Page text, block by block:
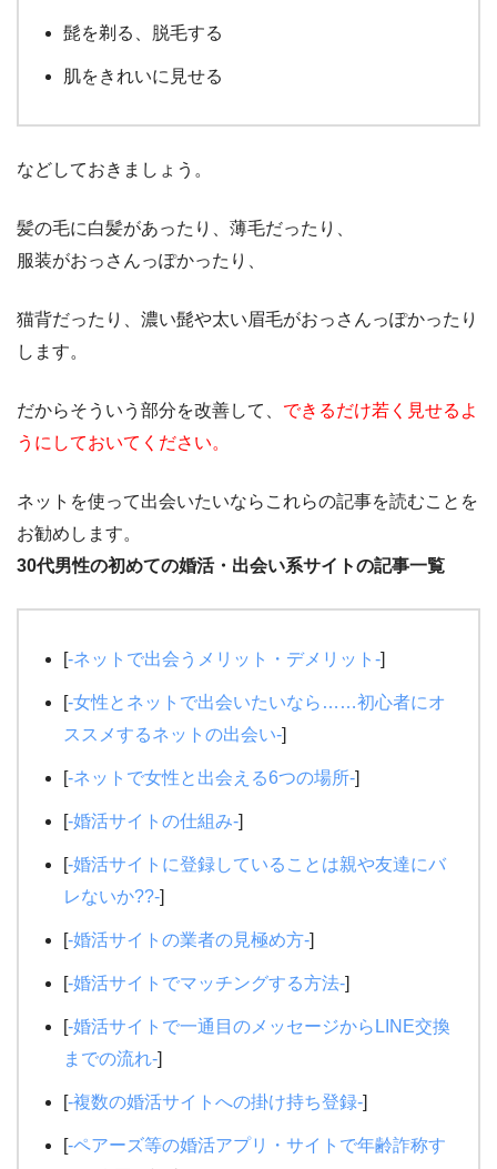
髭を剃る、脱毛する
肌をきれいに見せる
などしておきましょう。
髪の毛に白髪があったり、薄毛だったり、
服装がおっさんっぽかったり、
猫背だったり、濃い髭や太い眉毛がおっさんっぽかったり
します。
だからそういう部分を改善して、 できるだけ若く見せるよ
うにしておいてください。
ネットを使って出会いたいならこれらの記事を読むことを
お勧めします。
30代男性の初めての婚活・出会い系サイトの記事一覧
[-ネットで出会うメリット・デメリット-]
[-女性とネットで出会いたいなら……初心者にオ
ススメするネットの出会い-]
[-ネットで女性と出会える6つの場所-]
[-婚活サイトの仕組み-]
[-婚活サイトに登録していることは親や友達にバ
レないか??-]
[-婚活サイトの業者の見極め方-]
[-婚活サイトでマッチングする方法-]
[-婚活サイトで一通目のメッセージからLINE交換
までの流れ-]
[-複数の婚活サイトへの掛け持ち登録-]
[-ペアーズ等の婚活アプリ・サイトで年齢詐称す